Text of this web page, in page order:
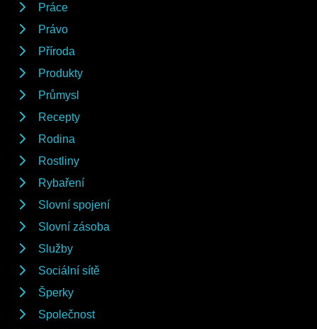
Práce
Právo
Příroda
Produkty
Průmysl
Recepty
Rodina
Rostliny
Rybaření
Slovní spojení
Slovní zásoba
Služby
Sociální sítě
Šperky
Společnost